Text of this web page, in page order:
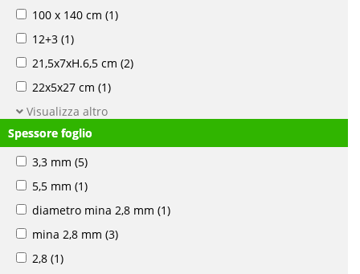
100 x 140 cm (1)
12+3 (1)
21,5x7xH.6,5 cm (2)
22x5x27 cm (1)
Visualizza altro
Spessore foglio
3,3 mm (5)
5,5 mm (1)
diametro mina 2,8 mm (1)
mina 2,8 mm (3)
2,8 (1)